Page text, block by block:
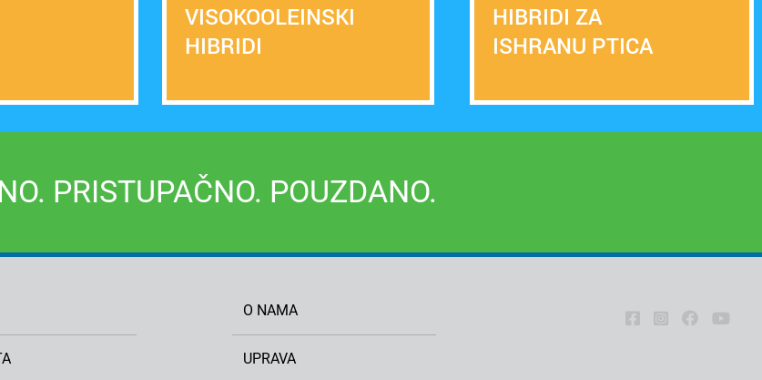
VISOKOOLEINSKI
HIBRIDI
HIBRIDI ZA
ISHRANU PTICA
PRISTUPAČNO. POUZDANO.
O NAMA
UPRAVA